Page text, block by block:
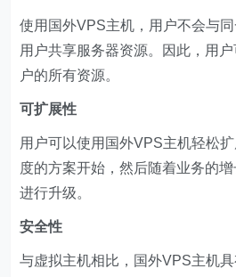
使用国外VPS主机，用户不会与
用户共享服务器资源。因此，用
户的所有资源。
可扩展性
用户可以使用国外VPS主机轻松
度的方案开始，然后随着业务的
进行升级。
安全性
与虚拟主机相比，国外VPS主机